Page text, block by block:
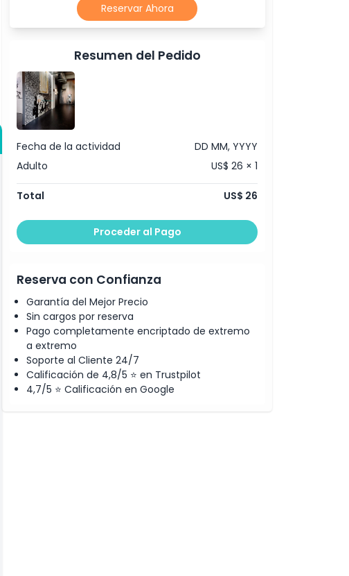
Reservar Ahora
Resumen del Pedido
Fecha de la actividad
DD MM, YYYY
Adulto
US$ 26 × 1
Total US$ 26
Proceder al Pago
Reserva con Confianza
Garantía del Mejor Precio
Sin cargos por reserva
Pago completamente encriptado de extremo
a extremo
Soporte al Cliente 24/7
Calificación de 4,8/5 ⭐ en Trustpilot
4,7/5 ⭐ Calificación en Google